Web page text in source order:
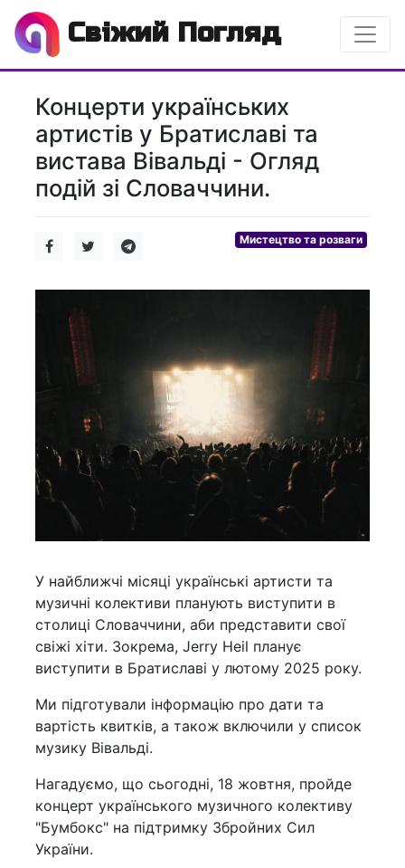
Свіжий Погляд
Концерти українських
артистів у Братиславі та
вистава Вівальді - Огляд
подій зі Словаччини.
Мистецтво та розваги
У найближчі місяці українські артисти та
музичні колективи планують виступити в
столиці Словаччини, аби представити свої
свіжі хіти. Зокрема, Jerry Heil планує
виступити в Братиславі у лютому 2025 року.
Ми підготували інформацію про дати та
вартість квитків, а також включили у список
музику Вівальді.
Нагадуємо, що сьогодні, 18 жовтня, пройде
концерт українського музичного колективу
"Бумбокс" на підтримку Збройних Сил
України.